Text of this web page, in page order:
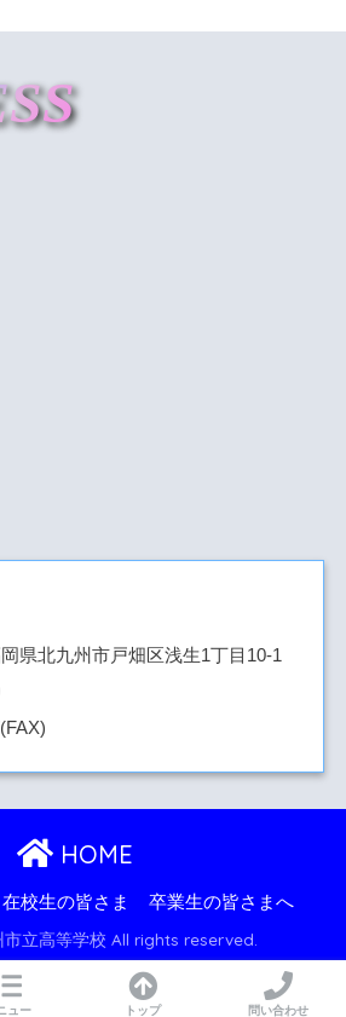
県北九州市戸畑区浅生1丁目10-1
HOME
在校生の皆さま 卒業生の皆さまへ
立高等学校 All rights reserved.
ュー トップ 問い合わせ